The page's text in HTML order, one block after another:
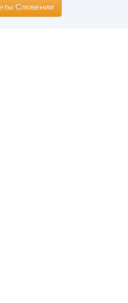
Словении